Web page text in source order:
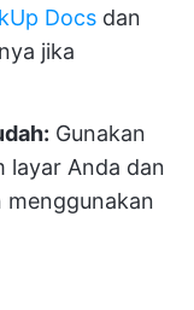
Docs dan
jika
Gunakan
layar Anda dan